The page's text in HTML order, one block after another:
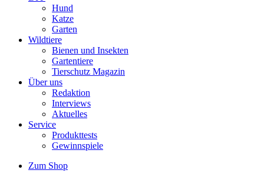
Hund
Katze
Garten
Wildtiere
Bienen und Insekten
Gartentiere
Tierschutz Magazin
Über uns
Redaktion
Interviews
Aktuelles
Service
Produkttests
Gewinnspiele
Zum Shop